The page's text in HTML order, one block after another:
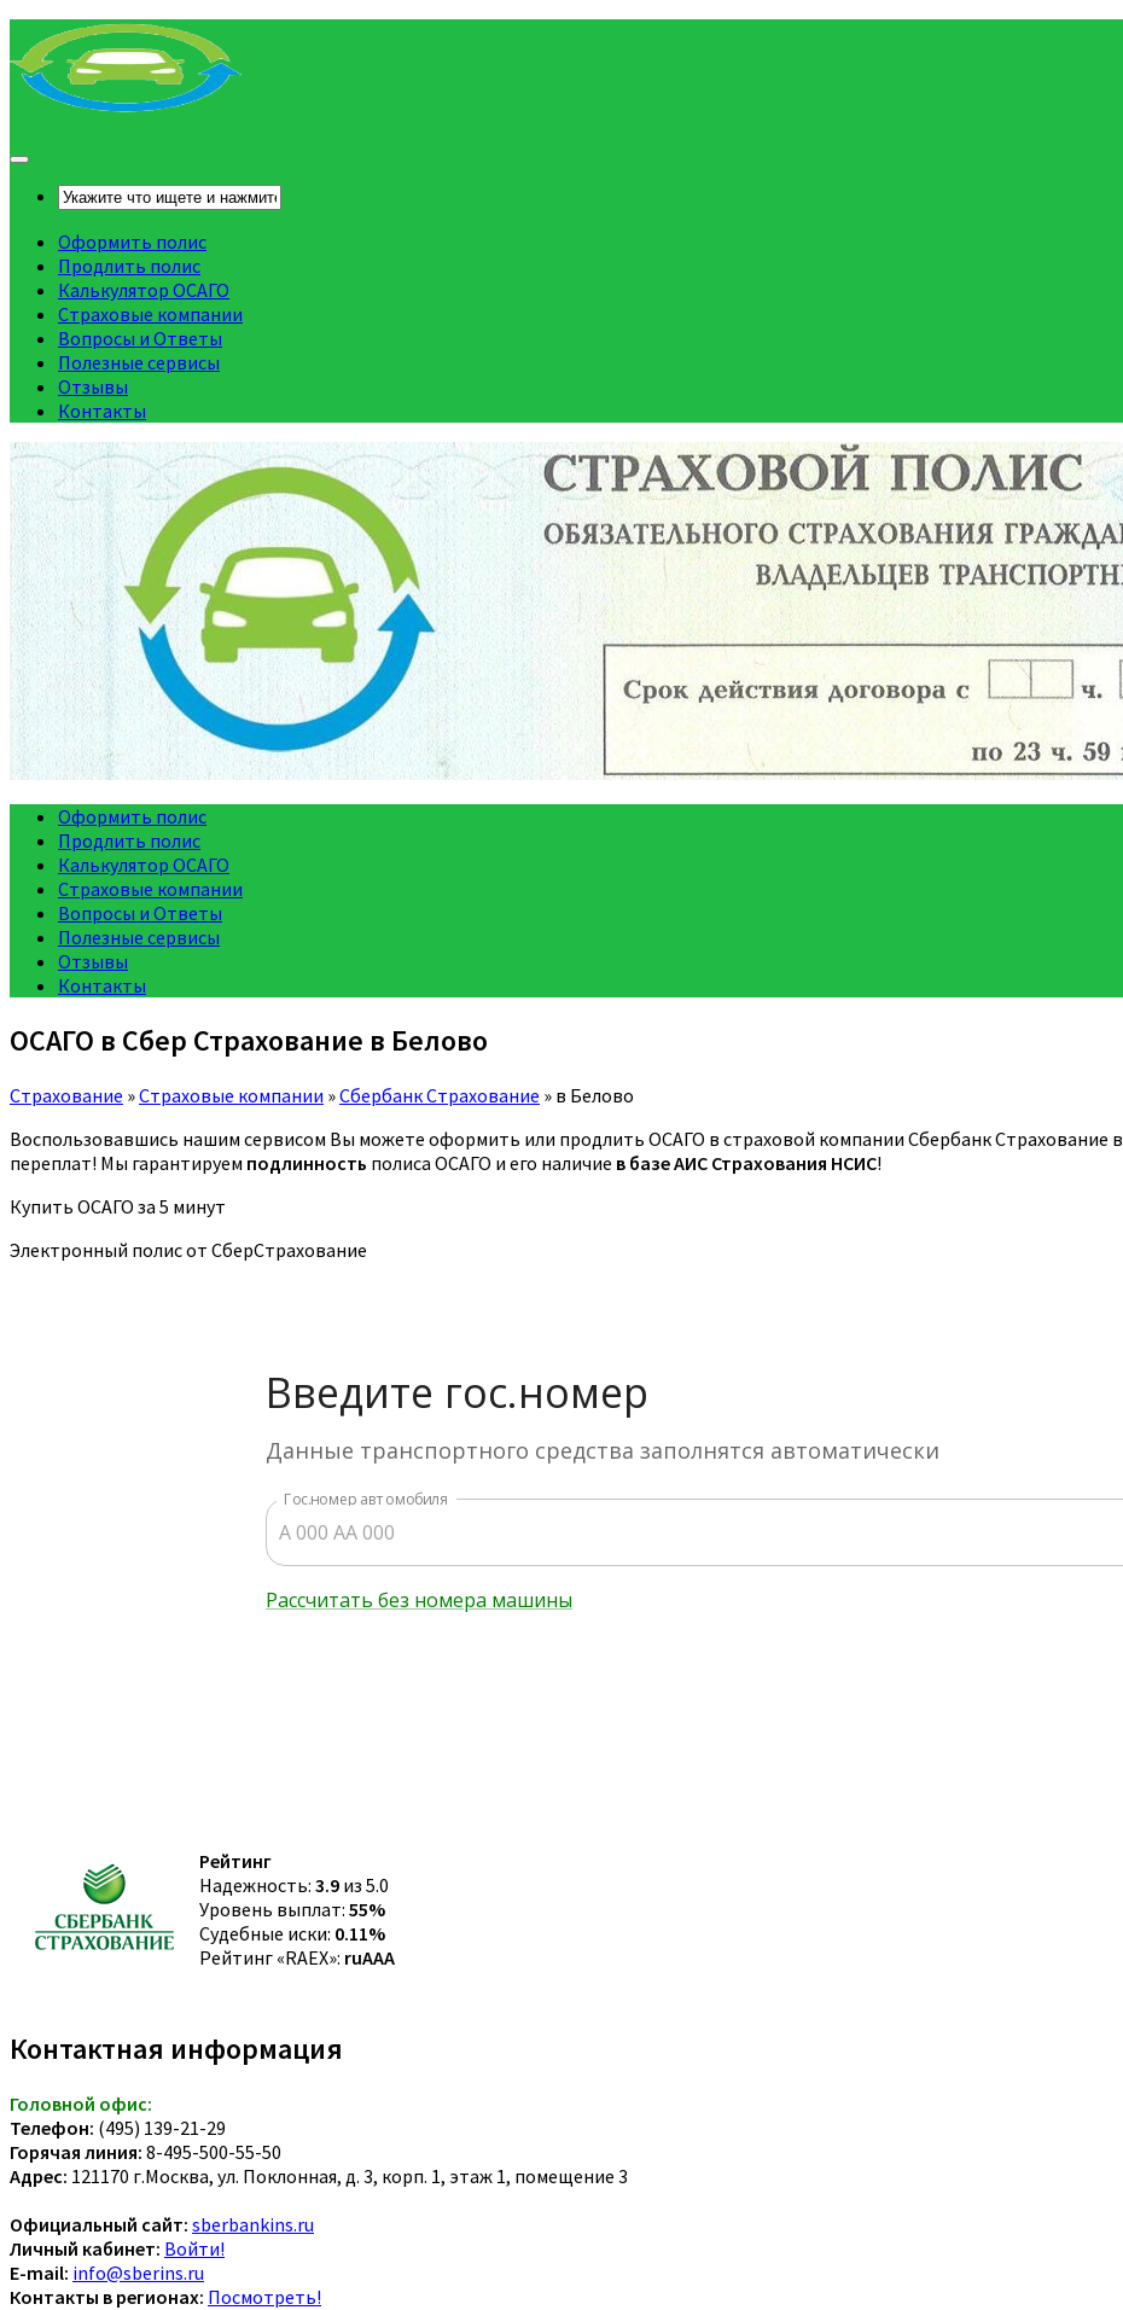
Оформить полис
Продлить полис
Калькулятор ОСАГО
Страховые компании
Вопросы и Ответы
Полезные сервисы
Отзывы
Контакты
Оформить полис
Продлить полис
Калькулятор ОСАГО
Страховые компании
Вопросы и Ответы
Полезные сервисы
Отзывы
Контакты
ОСАГО в Сбер Страхование в Белово
Страхование »Страховые компании »Сбербанк Страхование » в Белово
Воспользовавшись нашим сервисом Вы можете оформить или продлить ОСАГО в страховой компании Сбербанк Страхование в
переплат! Мы гарантируем подлинность полиса ОСАГО и его наличие в базе АИС Страхования НСИС!
Купить ОСАГО за 5 минут
Электронный полис от СберСтрахование
Рейтинг
Надежность: 3.9 из 5.0
Уровень выплат: 55%
Судебные иски: 0.11%
Рейтинг «RAEX»: ruAAA
Контактная информация
Головной офис:
Телефон: (495) 139-21-29
Горячая линия: 8-495-500-55-50
Адрес: 121170 г.Москва, ул. Поклонная, д. 3, корп. 1, этаж 1, помещение 3
Официальный сайт: sberbankins.ru
Личный кабинет: Войти!
E-mail: info@sberins.ru
Контакты в регионах: Посмотреть!